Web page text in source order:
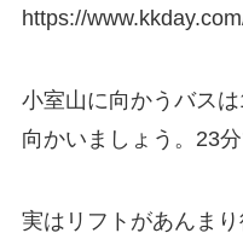
https://
小室山に向かうバス
向かいましょう。23分
実はリフトがあんま